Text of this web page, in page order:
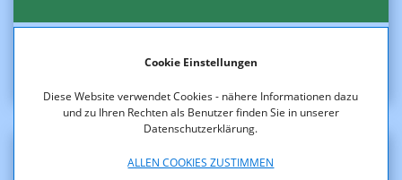
Cookie Einstellungen
Diese Website verwendet Cookies - nähere Informationen dazu
und zu Ihren Rechten als Benutzer finden Sie in unserer
Datenschutzerklärung.
ALLEN COOKIES ZUSTIMMEN
Ab 1. März: Kostenkontrolle bei Datenroaming –
Mobilfunkbetreiber müssen aktiv informieren